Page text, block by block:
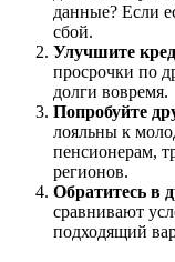
данные? Если
сбой.
Улучшите
просрочки по
долги вовремя.
Попробуйте
лояльны к
пенсионерам,
регионов.
Обратитесь в
сравнивают
подходящий